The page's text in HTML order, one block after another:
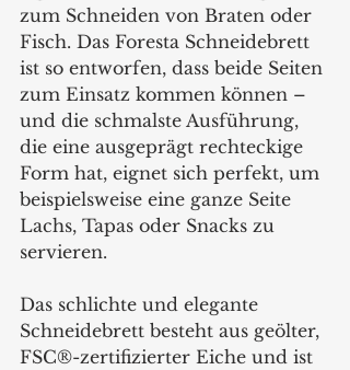
zum Schneiden von Braten oder
Fisch. Das Foresta Schneidebrett
ist so entworfen, dass beide Seiten
zum Einsatz kommen können –
und die schmalste Ausführung,
die eine ausgeprägt rechteckige
Form hat, eignet sich perfekt, um
beispielsweise eine ganze Seite
Lachs, Tapas oder Snacks zu
servieren.
Das schlichte und elegante
Schneidebrett besteht aus geölter,
FSC®-zertifizierter Eiche und ist